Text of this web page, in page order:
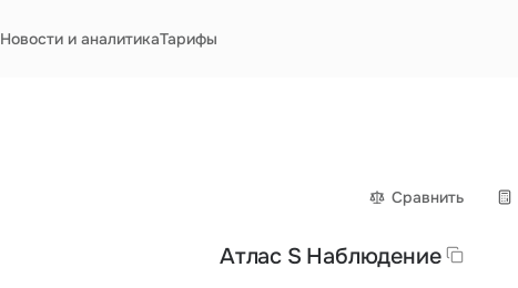
Новости и аналитикаТарифы
Сравнить
Атлас S Наблюдение